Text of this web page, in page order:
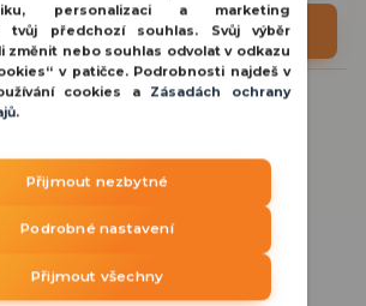
Detail
je bočný, vertikální dotykový kryt pro
personalizaci a marketing
tvůj předchozí souhlas. Svůj výběr
změnit nebo souhlas odvolat v odkazu
v patičce. Podrobnosti najdeš v
cookies a Zásadách ochrany
.
Přijmout nezbytné
Podrobné nastavení
Přijmout všechny